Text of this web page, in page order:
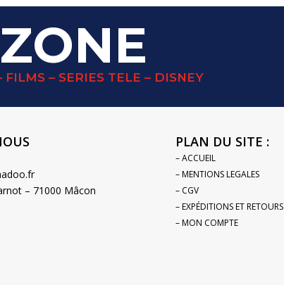
FILMS – SERIES TELE – DISNEY
– 71000 Mâcon
PLAN DU SITE :
– ACCUEIL
– MENTIONS LEGALES
– CGV
– EXPÉDITIONS ET RETOURS
– MON COMPTE